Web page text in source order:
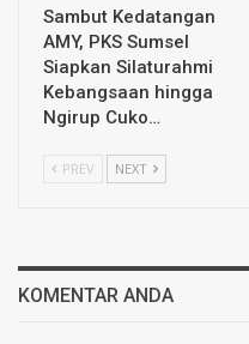
Sambut Kedatangan
AMY, PKS Sumsel
Siapkan Silaturahmi
Kebangsaan hingga
Ngirup Cuko…
PREV NEXT
KOMENTAR ANDA